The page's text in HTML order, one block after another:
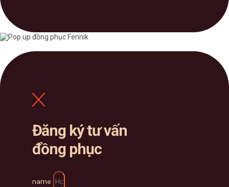
Đăng ký tư vấn
đồng phục
name